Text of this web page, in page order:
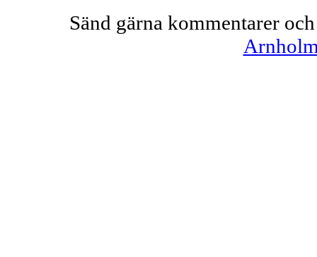
Sänd gärna kommentarer